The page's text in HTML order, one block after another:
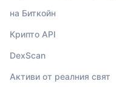
на Биткойн
Крипто API
DexScan
Активи от реалния свят